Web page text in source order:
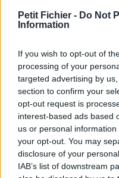
Petit Fichier - Do Not
Information
If you wish to opt-out of
processing of your
targeted advertising by
section to confirm your
opt-out request is
interest-based ads based
us or personal
your opt-out. You may
disclosure of your
IAB’s list of downstream
Pour toute question
également contacter nos
"Coordonnées du
Chargé de la protection de
confidentialité.
Cookies
Dans le cadre de notre
cookies. Ce sont de petits
automatiquement et qui